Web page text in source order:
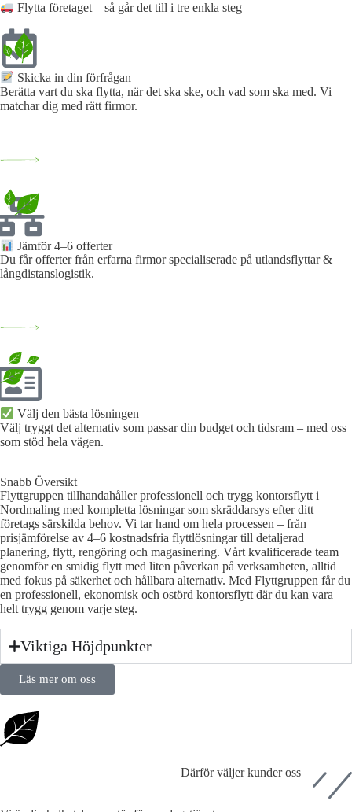
Flytta företaget – så går det till i tre enkla steg
Skicka in din förfrågan​
Berätta vart du ska flytta, när det ska ske, och vad som ska med. Vi
matchar dig med rätt firmor.
Jämför 4–6 offerter
Du får offerter från erfarna firmor specialiserade på utlandsflyttar &
långdistanslogistik.
Välj den bästa lösningen​
Välj tryggt det alternativ som passar din budget och tidsram – med oss
som stöd hela vägen.
Snabb Översikt
Flyttgruppen tillhandahåller professionell och trygg kontorsflytt i
Nordmaling med kompletta lösningar som skräddarsys efter ditt
företags särskilda behov. Vi tar hand om hela processen – från
prisjämförelse av 4–6 kostnadsfria flyttlösningar till detaljerad
planering, flytt, rengöring och magasinering. Vårt kvalificerade team
genomför en smidig flytt med liten påverkan på verksamheten, alltid
med fokus på säkerhet och hållbara alternativ. Med Flyttgruppen får du
en professionell, ekonomisk och ostörd kontorsflytt där du kan vara
helt trygg genom varje steg.
Viktiga Höjdpunkter
Läs mer om oss
Därför väljer kunder oss